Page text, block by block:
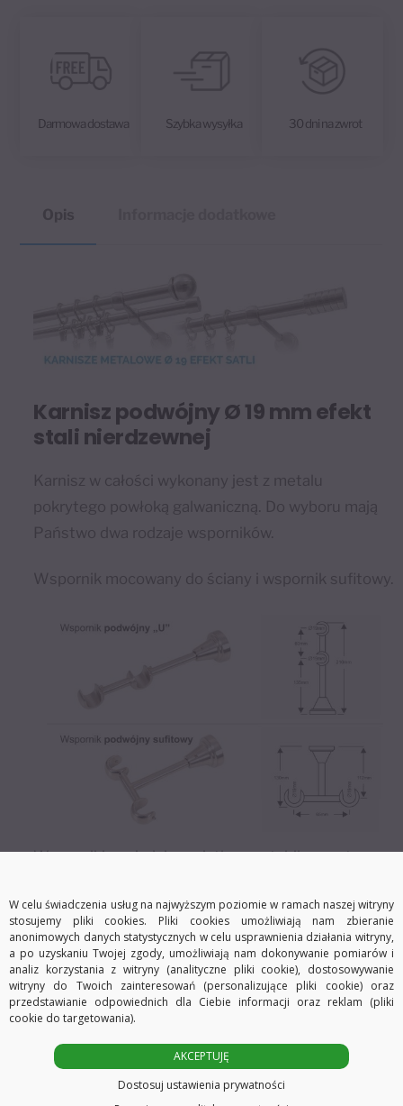
Darmowa dostawa Szybka wysyłka 30 dni na zwrot
Karnisz podwójny Ø 19 mm efekt
stali nierdzewnej
Karnisz w całości wykonany jest z metalu
pokrytego powłoką galwaniczną. Do wyboru mają
Państwo dwa rodzaje wsporników.
Wspornik mocowany do ściany i wspornik sufitowy.
Wsporniki posiadają, wyjątkowo stabilny system
Komplet zawiera w zależności od
wybranych przez Państwa opcji:
– do długości 240 cm dwie rurki o średnicy Ø19 mm w
jednym odcinku.
– od 241 cm do 480 cm cztery rurki łączone łącznikami
W celu świadczenia usług na najwyższym poziomie w ramach naszej witryny
stosujemy pliki cookies. Pliki cookies umożliwiają nam zbieranie
anonimowych danych statystycznych w celu usprawnienia działania witryny,
a po uzyskaniu Twojej zgody, umożliwiają nam dokonywanie pomiarów i
analiz korzystania z witryny (analityczne pliki cookie), dostosowywanie
witryny do Twoich zainteresowań (personalizujące pliki cookie) oraz
przedstawianie odpowiednich dla Ciebie informacji oraz reklam (pliki
cookie do targetowania).
AKCEPTUJĘ
Dostosuj ustawienia prywatności